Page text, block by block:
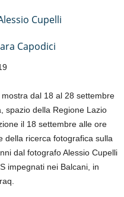
Cupelli
Capodici
mostra dal 18 al 28 settembre
spazio della Regione Lazio
il 18 settembre alle ore
della ricerca fotografica sulla
dal fotografo Alessio Cupelli
impegnati nei Balcani, in